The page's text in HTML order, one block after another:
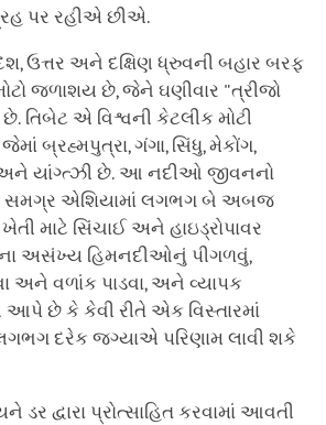
પર રહીએ છીએ.
ઉત્તર અને દક્ષિણ ધ્રુવની બહાર બરફ
જળાશય છે, જેને ઘણીવાર "ત્રીજો
તિબેટ એ વિશ્વની કેટલીક મોટી
બ્રહ્મપુત્રા, ગંગા, સિંધુ, મેકોંગ,
અને યાંગ્ત્ઝી છે. આ નદીઓ જીવનનો
સમગ્ર એશિયામાં લગભગ બે અબજ
ખેતી માટે સિંચાઈ અને હાઇડ્રોપાવર
અસંખ્ય હિમનદીઓનું પીગળવું,
અને વળાંક પાડવા, અને વ્યાપક
આપે છે કે કેવી રીતે એક વિસ્તારમાં
લગભગ દરેક જગ્યાએ પરિણામ લાવી શકે
દ્વારા પ્રોત્સાહિત કરવામાં આવતી